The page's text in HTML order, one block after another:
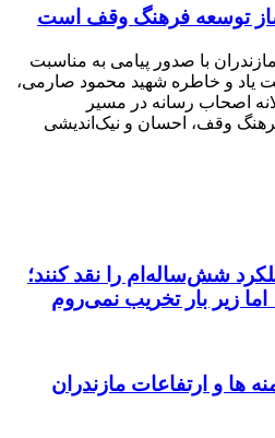
توسعه فرهنگ وقف است
با صدور پیامی به مناسبت
یاد و خاطره شهید محمود صارمی،
اصحاب رسانه در مسیر
وقف، احسان و نیک‌اندیشی
شش‌ساله‌ام را نقد کنند؛
زیر بار تخریب نمی‌روم
ها و ارتفاعات مازندران